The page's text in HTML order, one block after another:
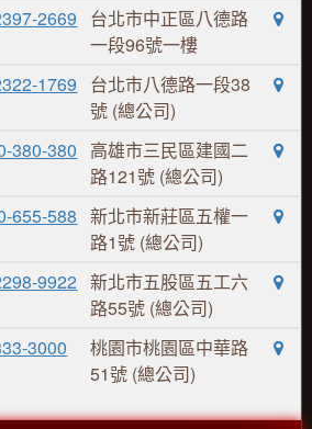
2669
台北市中正區八德路
一段96號一樓
1769
台北市八德路一段38
號 (總公司)
380-380
高雄市三民區建國二
路121號 (總公司)
655-588 新北市新莊區五權一
路1號 (總公司)
9922 新北市五股區五工六
路55號 (總公司)
3000
桃園市桃園區中華路
51號 (總公司)